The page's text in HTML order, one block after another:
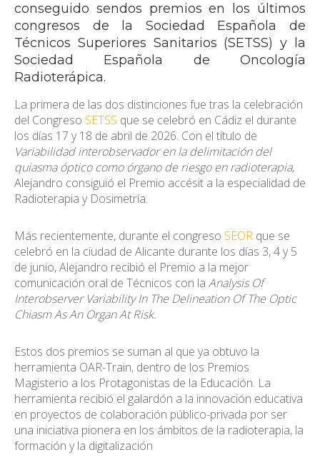
conseguido sendos premios en los últimos
congresos de la Sociedad Española de
Técnicos Superiores Sanitarios (SETSS) y la
Sociedad Española de Oncología
Radioterápica.
La primera de las dos distinciones fue tras la celebración
del Congreso SETSS que se celebró en Cádiz el durante
los días 17 y 18 de abril de 2026. Con el título de
Variabilidad interobservador en la delimitación del
quiasma óptico como órgano de riesgo en radioterapia,
Alejandro consiguió el Premio accésit a la especialidad de
Radioterapia y Dosimetría.
Más recientemente, durante el congreso SEOR que se
celebró en la ciudad de Alicante durante los días 3, 4 y 5
de junio, Alejandro recibió el Premio a la mejor
comunicación oral de Técnicos con la Analysis Of
Interobserver Variability In The Delineation Of The Optic
Chiasm As An Organ At Risk.
Estos dos premios se suman al que ya obtuvo la
herramienta OAR-Train, dentro de los Premios
Magisterio a los Protagonistas de la Educación. La
herramienta recibió el galardón a la innovación educativa
en proyectos de colaboración público-privada por ser
una iniciativa pionera en los ámbitos de la radioterapia, la
formación y la digitalización